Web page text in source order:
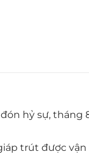
hỷ sự,
trút được